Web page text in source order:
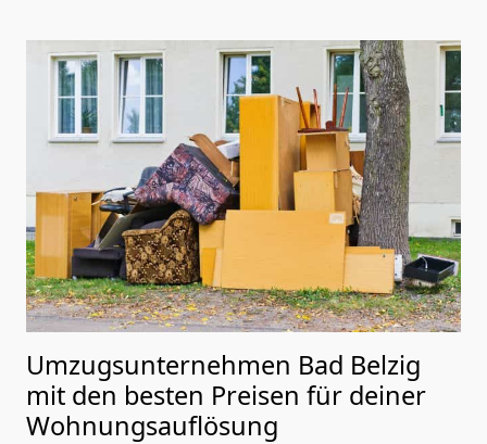
Umzugsunternehmen Bad Belzig
mit den besten Preisen für deiner
Wohnungsauflösung